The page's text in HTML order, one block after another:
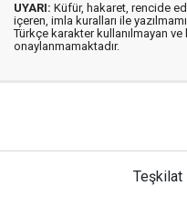
UYARI: Küfür, hakaret, rencide
içeren, imla kuralları ile
Türkçe karakter kullanılmayan
onaylanmamaktadır.